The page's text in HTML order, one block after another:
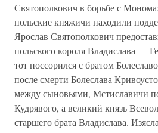
Святополкович в борьбе с
польские княжичи находили
Ярослав Святополкович
польского короля Владислава —
тот поссорился с братом
после смерти Болеслава
между сыновьями, Мстиславичи
Кудрявого, а великий князь
старшего брата Владислава.